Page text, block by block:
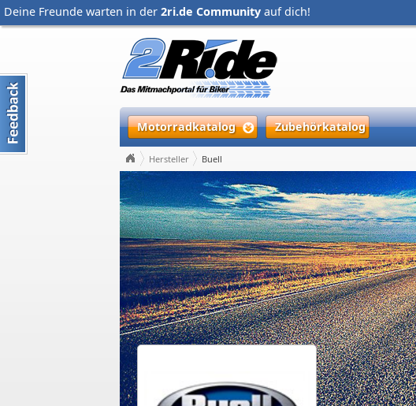
Deine Freunde warten in der 2ri.de Community auf dich!
Motorradkatalog Zubehörkatalog
Hersteller Buell